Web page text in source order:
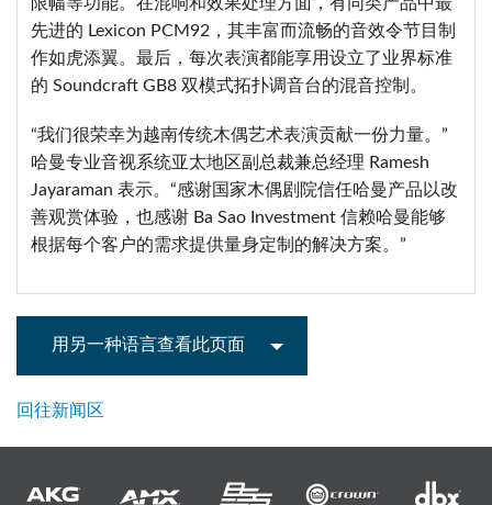
限幅等功能。在混响和效果处理方面，有同类产品中最
先进的 Lexicon PCM92，其丰富而流畅的音效令节目制
作如虎添翼。最后，每次表演都能享用设立了业界标准
的 Soundcraft GB8 双模式拓扑调音台的混音控制。
“我们很荣幸为越南传统木偶艺术表演贡献一份力量。”
哈曼专业音视系统亚太地区副总裁兼总经理 Ramesh
Jayaraman 表示。“感谢国家木偶剧院信任哈曼产品以改
善观赏体验，也感谢 Ba Sao Investment 信赖哈曼能够
根据每个客户的需求提供量身定制的解决方案。”
用另一种语言查看此页面
回往新闻区